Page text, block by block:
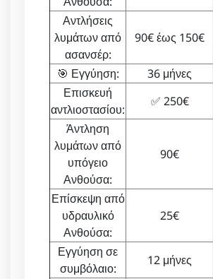
Αντλήσεις
λυμάτων από
ασανσέρ:
90€ έως 150€
🎯 Εγγύηση:
36 μήνες
Επισκευή
αντλιοστασίου:
✅ 250€
Άντληση
λυμάτων από
υπόγειο
Ανθούσα:
90€
Επίσκεψη από
υδραυλικό
Ανθούσα:
25€
Εγγύηση σε
συμβόλαιο:
12 μήνες